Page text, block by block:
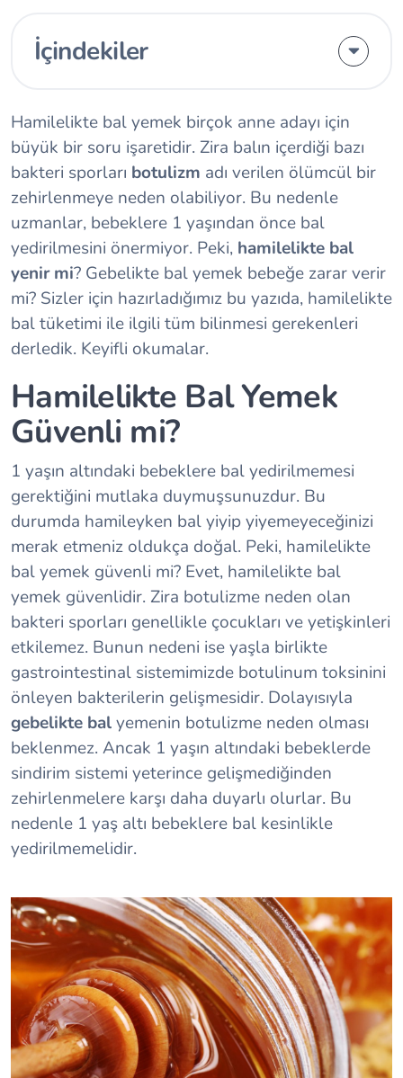
İçindekiler
Hamilelikte bal yemek birçok anne adayı için
büyük bir soru işaretidir. Zira balın içerdiği bazı
bakteri sporları botulizm adı verilen ölümcül bir
zehirlenmeye neden olabiliyor. Bu nedenle
uzmanlar, bebeklere 1 yaşından önce bal
yedirilmesini önermiyor. Peki, hamilelikte bal
yenir mi? Gebelikte bal yemek bebeğe zarar verir
mi? Sizler için hazırladığımız bu yazıda, hamilelikte
bal tüketimi ile ilgili tüm bilinmesi gerekenleri
derledik. Keyifli okumalar.
Hamilelikte Bal Yemek
Güvenli mi?
1 yaşın altındaki bebeklere bal yedirilmemesi
gerektiğini mutlaka duymuşsunuzdur. Bu
durumda hamileyken bal yiyip yiyemeyeceğinizi
merak etmeniz oldukça doğal. Peki, hamilelikte
bal yemek güvenli mi? Evet, hamilelikte bal
yemek güvenlidir. Zira botulizme neden olan
bakteri sporları genellikle çocukları ve yetişkinleri
etkilemez. Bunun nedeni ise yaşla birlikte
gastrointestinal sistemimizde botulinum toksinini
önleyen bakterilerin gelişmesidir. Dolayısıyla
gebelikte balyemenin botulizme neden olması
beklenmez. Ancak 1 yaşın altındaki bebeklerde
sindirim sistemi yeterince gelişmediğinden
zehirlenmelere karşı daha duyarlı olurlar. Bu
nedenle 1 yaş altı bebeklere bal kesinlikle
yedirilmemelidir.